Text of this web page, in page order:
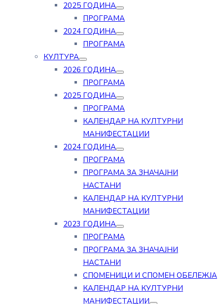
2025 ГОДИНА
ПРОГРАМА
2024 ГОДИНА
ПРОГРАМА
КУЛТУРА
2026 ГОДИНА
ПРОГРАМА
2025 ГОДИНА
ПРОГРАМА
КАЛЕНДАР НА КУЛТУРНИ
МАНИФЕСТАЦИИ
2024 ГОДИНА
ПРОГРАМА
ПРОГРАМА ЗА ЗНАЧАЈНИ
НАСТАНИ
КАЛЕНДАР НА КУЛТУРНИ
МАНИФЕСТАЦИИ
2023 ГОДИНА
ПРОГРАМА
ПРОГРАМА ЗА ЗНАЧАЈНИ
НАСТАНИ
СПОМЕНИЦИ И СПОМЕН ОБЕЛЕЖЈА
КАЛЕНДАР НА КУЛТУРНИ
МАНИФЕСТАЦИИ